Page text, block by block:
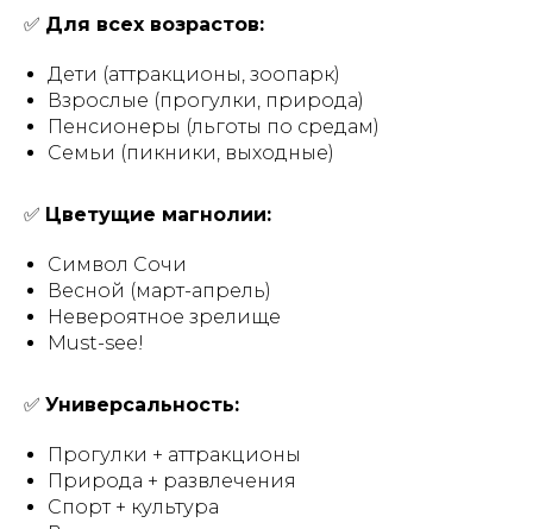
✅ Для всех возрастов:
Дети (аттракционы, зоопарк)
Взрослые (прогулки, природа)
Пенсионеры (льготы по средам)
Семьи (пикники, выходные)
✅ Цветущие магнолии:
Символ Сочи
Весной (март-апрель)
Невероятное зрелище
Must-see!
✅ Универсальность:
Прогулки + аттракционы
Природа + развлечения
Спорт + культура